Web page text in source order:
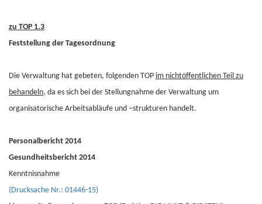
zu TOP 1.3
Feststellung der Tagesordnung
Die Verwaltung hat gebeten, folgenden TOP im nichtöffentlichen Teil zu
behandeln, da es sich bei der Stellungnahme der Verwaltung um
organisatorische Arbeitsabläufe und –strukturen handelt.
Personalbericht 2014
Gesundheitsbericht 2014
Kenntnisnahme
(Drucksache Nr.: 01446-15)